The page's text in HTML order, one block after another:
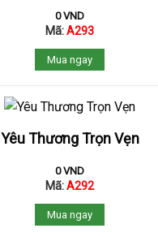
0VND
Mã:A293
Mua ngay
Yêu Thương Trọn Vẹn
0VND
Mã:A292
Mua ngay